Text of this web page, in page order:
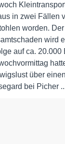
in zwei Fällen
worden.
wird
auf ca. 20.000
über
bei Picher